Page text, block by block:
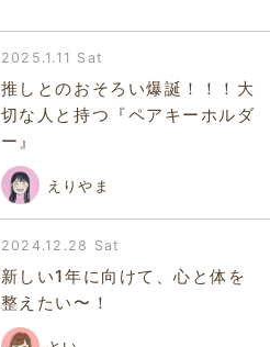
2025.1.11 Sat
推しとのおそろい爆誕！！！大
切な人と持つ『ペアキーホルダ
ー』
えりやま
2024.12.28 Sat
新しい1年に向けて、心と体を
整えたい〜！